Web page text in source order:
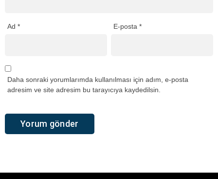
Ad * E-posta*
Daha sonraki yorumlarımda kullanılması için adım, e-posta
adresim ve site adresim bu tarayıcıya kaydedilsin.